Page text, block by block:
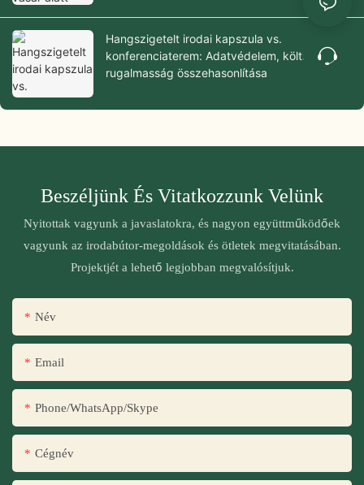
Hangszigetelt irodai kapszula vs.
konferenciaterem: Adatvédelem, költségek és
rugalmasság összehasonlítása
Beszéljünk És Vitatkozzunk Velünk
Nyitottak vagyunk a javaslatokra, és nagyon együttműködőek
vagyunk az irodabútor-megoldások és ötletek megvitatásában.
Projektjét a lehető legjobban megvalósítjuk.
Név
Email
Phone/WhatsApp/Skype
Cégnév